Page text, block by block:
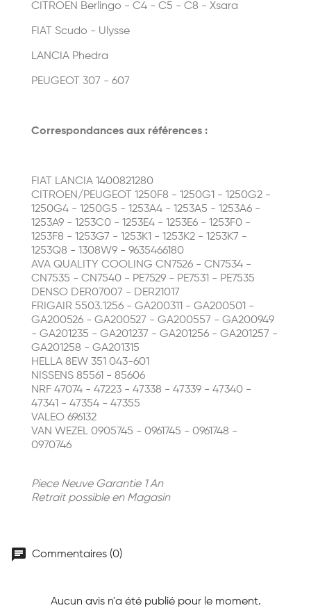
CITROEN Berlingo - C4 - C5 - C8 - Xsara
FIAT Scudo - Ulysse
LANCIA Phedra
PEUGEOT 307 - 607
Correspondances aux références :
FIAT LANCIA 1400821280
CITROEN/PEUGEOT 1250F8 - 1250G1 - 1250G2 -
1250G4 - 1250G5 - 1253A4 - 1253A5 - 1253A6 -
1253A9 - 1253C0 - 1253E4 - 1253E6 - 1253F0 -
1253F8 - 1253G7 - 1253K1 - 1253K2 - 1253K7 -
1253Q8 - 1308W9 - 9635466180
AVA QUALITY COOLING CN7526 - CN7534 -
CN7535 - CN7540 - PE7529 - PE7531 - PE7535
DENSO DER07007 - DER21017
FRIGAIR 5503.1256 - GA200311 - GA200501 -
GA200526 - GA200527 - GA200557 - GA200949
- GA201235 - GA201237 - GA201256 - GA201257 -
GA201258 - GA201315
HELLA 8EW 351 043-601
NISSENS 85561 - 85606
NRF 47074 - 47223 - 47338 - 47339 - 47340 -
47341 - 47354 - 47355
VALEO 696132
VAN WEZEL 0905745 - 0961745 - 0961748 -
0970746
Piece Neuve Garantie 1 An
Retrait possible en Magasin
chat Commentaires (0)
Aucun avis n'a été publié pour le moment.